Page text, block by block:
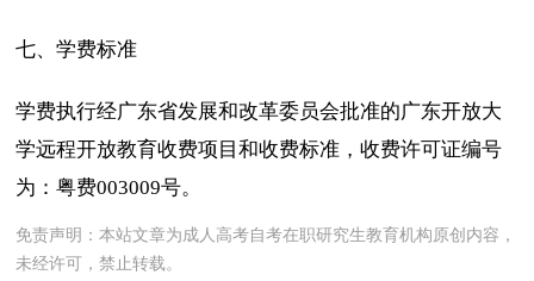
七、学费标准
学费执行经广东省发展和改革委员会批准的广东开放大
学远程开放教育收费项目和收费标准，收费许可证编号
为：粤费003009号。
免责声明：本站文章为成人高考自考在职研究生教育机构原创内容，
未经许可，禁止转载。